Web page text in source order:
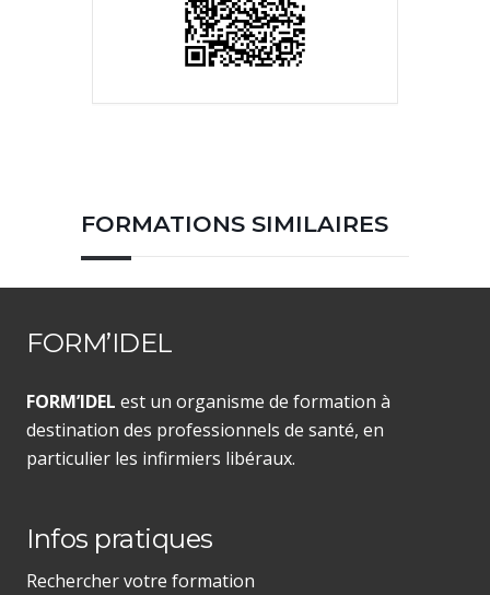
FORMATIONS SIMILAIRES
FORM’IDEL
FORM’IDEL est un organisme de formation à
destination des professionnels de santé, en
particulier les infirmiers libéraux.
Infos pratiques
Rechercher votre formation